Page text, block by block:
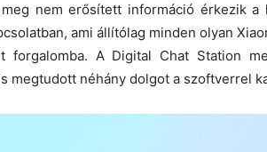
nem erősített információ érkezik a
ami állítólag minden olyan
forgalomba. A Digital Chat Station
megtudott néhány dolgot a szoftverrel